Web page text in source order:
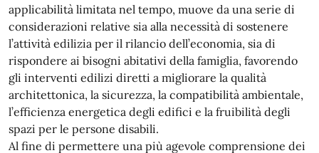
applicabilità limitata nel tempo, muove da una serie di
considerazioni relative sia alla necessità di sostenere
l’attività edilizia per il rilancio dell’economia, sia di
rispondere ai bisogni abitativi della famiglia, favorendo
gli interventi edilizi diretti a migliorare la qualità
architettonica, la sicurezza, la compatibilità ambientale,
l’efficienza energetica degli edifici e la fruibilità degli
spazi per le persone disabili.
Al fine di permettere una più agevole comprensione dei